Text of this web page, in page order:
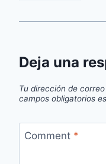
Deja una
Tu dirección de
campos obligatorios
Comment *